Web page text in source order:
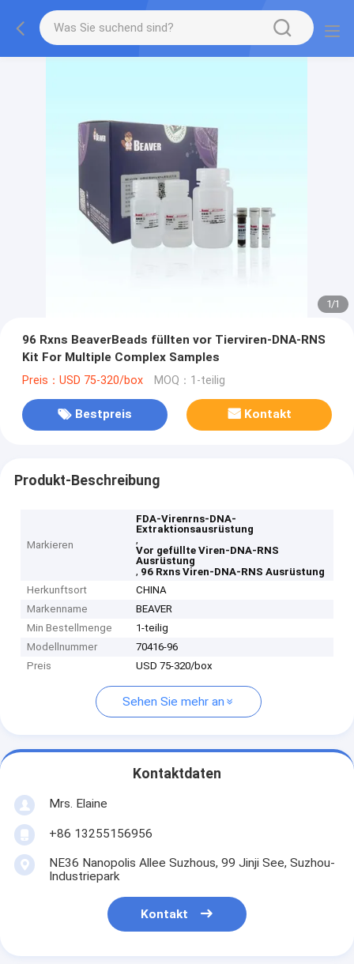
1/1
96 Rxns BeaverBeads füllten vor Tierviren-DNA-RNS
Kit For Multiple Complex Samples
Preis：USD 75-320/box MOQ：1-teilig
Bestpreis Kontakt
Produkt-Beschreibung
Markieren
FDA-Virenrns-DNA-
Extraktionsausrüstung
,
Vor gefüllte Viren-DNA-RNS
Ausrüstung
, 96 Rxns Viren-DNA-RNS Ausrüstung
Herkunftsort
CHINA
Markenname
BEAVER
Min Bestellmenge
1-teilig
Modellnummer
70416-96
Preis
USD 75-320/box
Sehen Sie mehr an
Kontaktdaten
Mrs. Elaine
+86 13255156956
NE36 Nanopolis Allee Suzhous, 99 Jinji See, Suzhou-
Industriepark
Kontakt